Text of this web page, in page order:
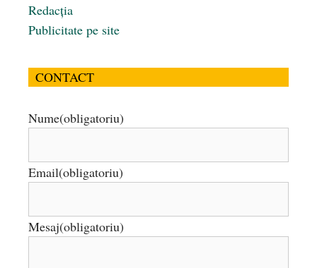
Redacția
Publicitate pe site
CONTACT
Nume(obligatoriu)
Email(obligatoriu)
Mesaj(obligatoriu)